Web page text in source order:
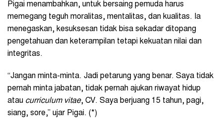
Pigai menambahkan, untuk bersaing pemuda harus
memegang teguh moralitas, mentalitas, dan kualitas. Ia
menegaskan, kesuksesan tidak bisa sekadar ditopang
pengetahuan dan keterampilan tetapi kekuatan nilai dan
integritas.
“Jangan minta-minta. Jadi petarung yang benar. Saya tidak
pernah minta jabatan, tidak pernah ajukan riwayat hidup
atau curriculum vitae, CV. Saya berjuang 15 tahun, pagi,
siang, sore,” ujar Pigai. (*)